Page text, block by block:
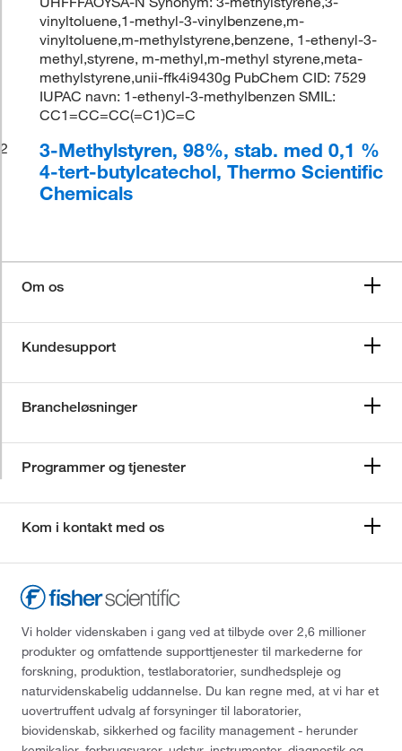
vinyltoluene,1-methyl-3-vinylbenzene,m-
vinyltoluene,m-methylstyrene,benzene, 1-ethenyl-3-
methyl,styrene, m-methyl,m-methyl styrene,meta-
methylstyrene,unii-ffk4i9430g PubChem CID: 7529
IUPAC navn: 1-ethenyl-3-methylbenzen SMIL:
CC1=CC=CC(=C1)C=C
2
3-Methylstyren, 98%, stab. med 0,1 %
4-tert-butylcatechol, Thermo Scientific
Chemicals
Om os
Kundesupport
Brancheløsninger
Programmer og tjenester
Kom i kontakt med os
Vi holder videnskaben i gang ved at tilbyde over 2,6 millioner
produkter og omfattende supporttjenester til markederne for
forskning, produktion, testlaboratorier, sundhedspleje og
naturvidenskabelig uddannelse. Du kan regne med, at vi har et
uovertruffent udvalg af forsyninger til laboratorier,
biovidenskab, sikkerhed og facility management - herunder